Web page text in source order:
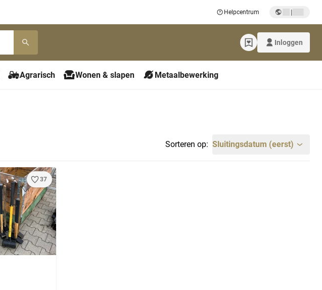
Helpcentrum |
Inloggen
Agrarisch Wonen & slapen Metaalbewerking
Sorteren op: Sluitingsdatum (eerst)
37